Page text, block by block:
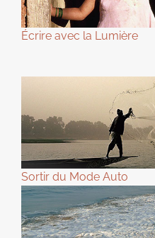
Écrire avec la Lumière
Sortir du Mode Auto